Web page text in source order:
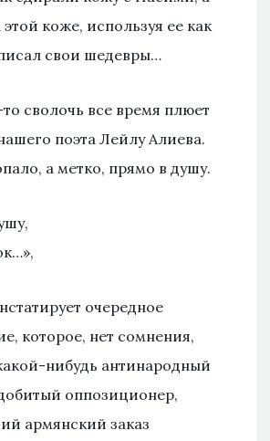
коже, используя ее как
свои шедевры…
сволочь все время плюет
поэта Лейлу Алиева.
а метко, прямо в душу.
очередное
которое, нет сомнения,
нибудь антинародный
оппозиционер,
армянский заказ